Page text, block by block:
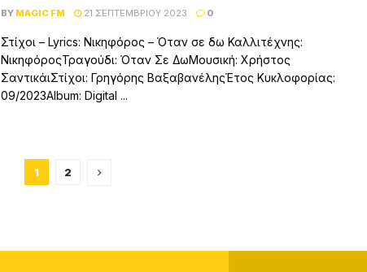
BY MAGIC FM 21 ΣΕΠΤΕΜΒΡΊΟΥ 2023 0
Στίχοι – Lyrics: Νικηφόρος – Όταν σε δω Καλλιτέχνης:
ΝικηφόροςΤραγούδι: Όταν Σε ΔωΜουσική: Χρήστος
ΣαντικάιΣτίχοι: Γρηγόρης ΒαξαβανέληςΈτος Κυκλοφορίας:
09/2023Album: Digital ...
1 2